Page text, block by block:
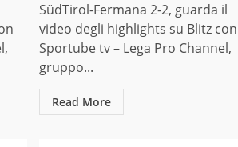
SüdTirol-Fermana 2-2, guarda il
video degli highlights su Blitz con
Sportube tv – Lega Pro Channel,
gruppo...
Read More